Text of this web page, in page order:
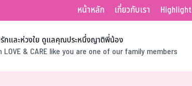
หน้าหลัก เกี่ยวกับเรา Highlight
กและห่วงใย ดูแลคุณประหนึ่งญาติพี่น้อง
LOVE & CARE like you are one of our family members